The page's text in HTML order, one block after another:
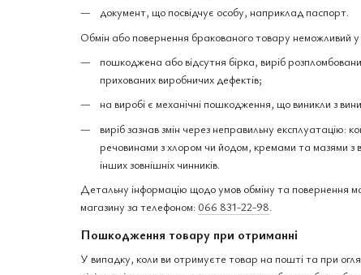
документ, що посвідчує особу, наприклад паспорт.
Обмін або повернення бракованого товару неможливий
пошкоджена або відсутня бірка, виріб
прихованих виробничих дефектів;
на виробі є механічні пошкодження, що виникли з
виріб зазнав змін через неправильну експлуатацію:
речовинами з хлором чи йодом, кремами та мазями з
інших зовнішніх чинників.
Детальну інформацію щодо умов обміну та повернення
магазину за телефоном: 066 831-22-98.
Пошкодження товару при отриманні
У випадку, коли ви отримуєте товар на пошті та при